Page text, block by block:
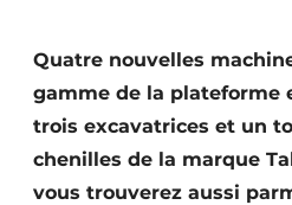
Video’s
Construction bois
Quatre nouvelles
gamme de la plateforme
trois excavatrices et un
chenilles de la marque
vous trouverez aussi